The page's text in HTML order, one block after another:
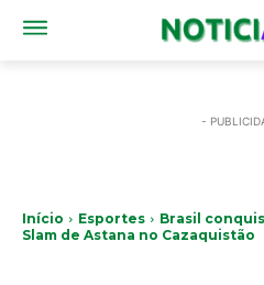
-
Início Esportes
Brasil
Slam de Astana no Cazaquistão